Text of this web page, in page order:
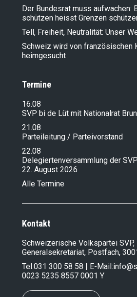
Der Bundesrat muss aufwachen:
schützen heisst Grenzen
Tell, Freiheit, Neutralität: Unser
Schweiz wird von französischen
heimgesucht
Termine
16.08
SVP bi de Lüt mit Nationalrat
21.08
Parteileitung / Parteivorstand
22.08
Delegiertenversammlung der
22. August 2026
Alle Termine
Kontakt
Schweizerische Volkspartei SVP,
Generalsekretariat, Postfach,
Tel.031 300 58 58 | E-Mail:
0023 5235 8557 0001 Y